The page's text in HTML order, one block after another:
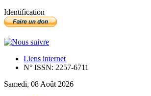
Identification
Liens internet
N° ISSN: 2257-6711
Samedi, 08 Août 2026